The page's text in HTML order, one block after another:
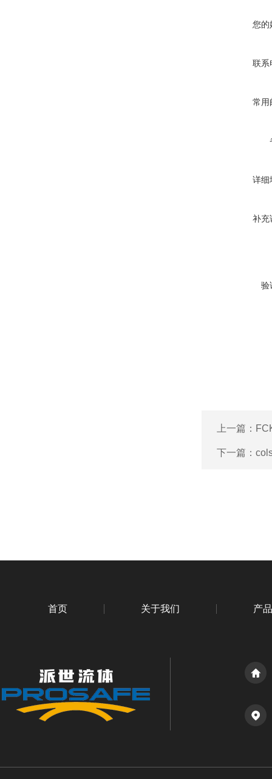
您的
联系
常用
详细
补充
验
上一篇：
下一篇：
首页 关于我们 产